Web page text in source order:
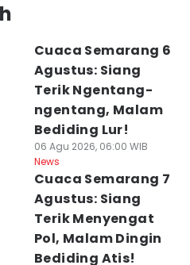
Cuaca Semarang 6
Agustus: Siang
Terik Ngentang-
ngentang, Malam
Bediding Lur!
06 Agu 2026, 06:00 WIB
News
Cuaca Semarang 7
Agustus: Siang
Terik Menyengat
Pol, Malam Dingin
Bediding Atis!